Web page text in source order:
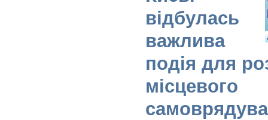
відбулась
важлива
подія для
місцевого